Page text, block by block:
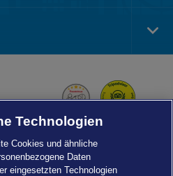
Technologien
Cookies und ähnliche
Daten
eingesetzten Technologien